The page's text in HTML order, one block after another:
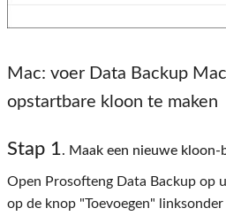
Mac: voer Data Backup
opstartbare kloon te maken
Stap 1. Maak een nieuwe kloon-
Open Prosofteng Data Backup op
op de knop "Toevoegen"